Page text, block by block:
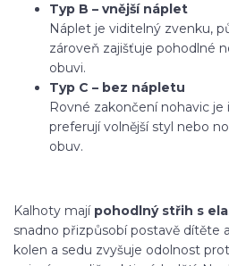
Typ B – vnější náplet
Náplet je viditelný zvenku,
zároveň zajišťuje pohodlné
obuvi.
Typ C – bez nápletu
Rovné zakončení nohavic
preferují volnější styl nebo
obuv.
Kalhoty mají pohodlný střih s
snadno přizpůsobí postavě dítěte
kolen a sedu zvyšuje odolnost